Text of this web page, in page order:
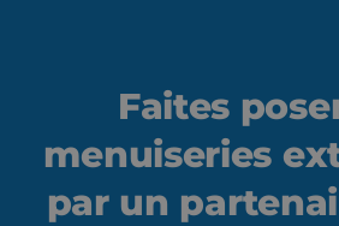
Faites
menuiseries
par un